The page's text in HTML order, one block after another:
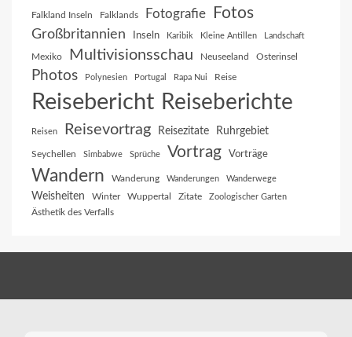
Falkland Inseln Falklands Fotografie Fotos
Großbritannien Inseln Karibik Kleine Antillen Landschaft
Mexiko Multivisionsschau Neuseeland Osterinsel
Photos Polynesien Portugal Rapa Nui Reise
Reisebericht Reiseberichte
Reisen Reisevortrag Reisezitate Ruhrgebiet
Seychellen Simbabwe Sprüche Vortrag Vorträge
Wandern Wanderung Wanderungen Wanderwege
Weisheiten Winter Wuppertal Zitate Zoologischer Garten
Ästhetik des Verfalls